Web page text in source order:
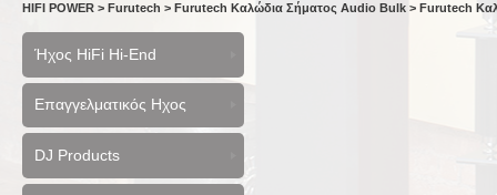
HIFI POWER > Furutech > Furutech Καλώδια Σήματος Audio Bulk > Furutech
Ήχος HiFi Hi-End
Επαγγελματικός Ηχος
DJ Products